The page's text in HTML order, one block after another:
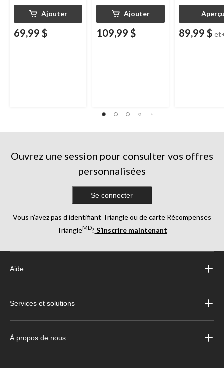
Ajouter
69,99 $
Ajouter
109,99 $ 89,99 $
Ouvrez une session pour consulter vos offres
personnalisées
Se connecter
Vous n’avez pas d’identifiant Triangle ou de carte Récompenses
TriangleMD? S’inscrire maintenant
Aide
Services et solutions
À propos de nous